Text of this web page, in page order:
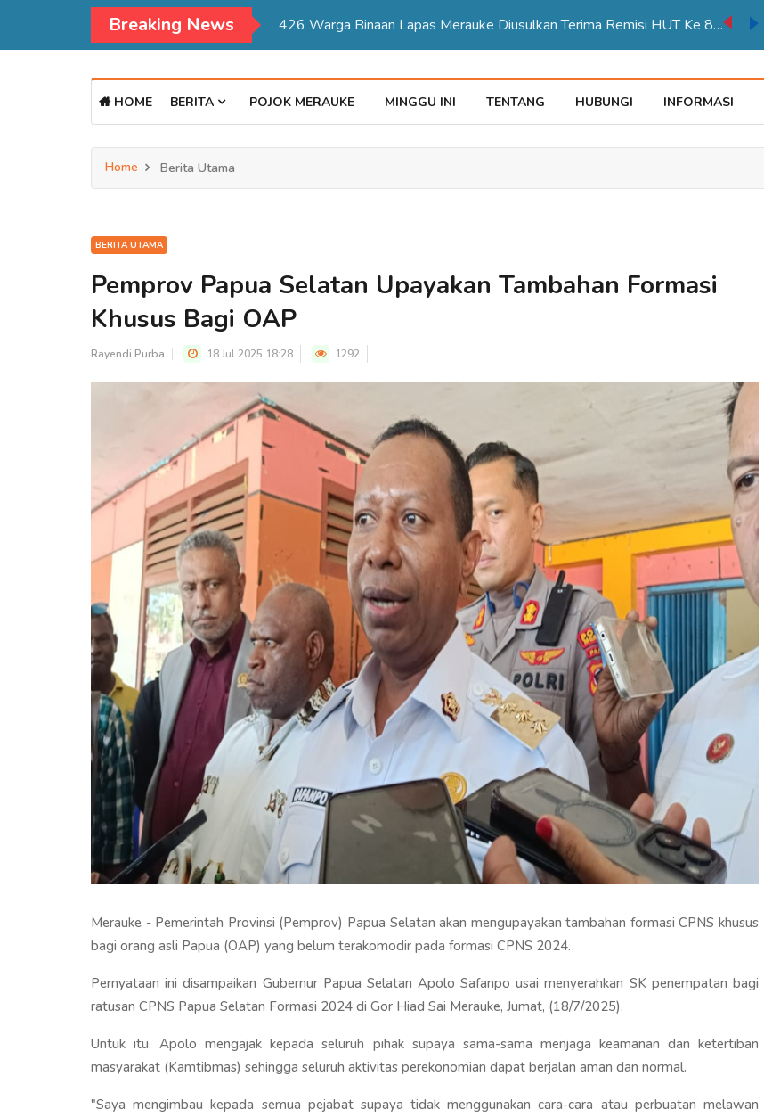
Breaking News Kadisdukcapil Merauke Tegaskan Pelayana KTP Sesuai SOP
HOME BERITA POJOK MERAUKE MINGGU INI TENTANG HUBUNGI INFORMASI
Home Berita Utama
BERITA UTAMA
Pemprov Papua Selatan Upayakan Tambahan Formasi
Khusus Bagi OAP
Rayendi Purba 18 Jul 2025 18:28 1292
Merauke - Pemerintah Provinsi (Pemprov) Papua Selatan akan mengupayakan tambahan formasi CPNS khusus
bagi orang asli Papua (OAP) yang belum terakomodir pada formasi CPNS 2024.
Pernyataan ini disampaikan Gubernur Papua Selatan Apolo Safanpo usai menyerahkan SK penempatan bagi
ratusan CPNS Papua Selatan Formasi 2024 di Gor Hiad Sai Merauke, Jumat, (18/7/2025).
Untuk itu, Apolo mengajak kepada seluruh pihak supaya sama-sama menjaga keamanan dan ketertiban
masyarakat (Kamtibmas) sehingga seluruh aktivitas perekonomian dapat berjalan aman dan normal.
"Saya mengimbau kepada semua pejabat supaya tidak menggunakan cara-cara atau perbuatan melawan